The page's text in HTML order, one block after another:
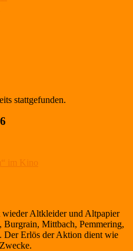
stattgefunden.
im Kino
Altkleider und Altpapier
Burgrain, Mittbach, Pemmering,
Der Erlös der Aktion dient wie